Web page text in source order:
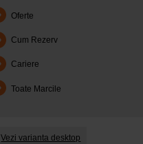
Oferte
Cum Rezerv
Cariere
Toate Marcile
Vezi varianta desktop